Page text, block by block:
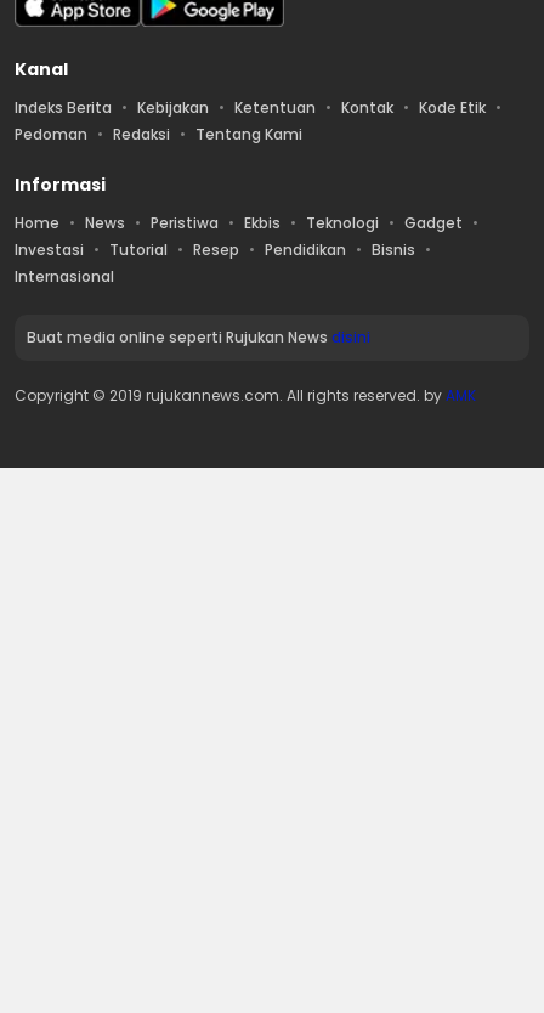
Kanal
Indeks Berita Kebijakan Ketentuan Kontak
Kode Etik
Pedoman
Redaksi Tentang Kami
Informasi
Home News Peristiwa Ekbis Teknologi
Gadget
Investasi
Tutorial Resep Pendidikan
Bisnis
Internasional
Buat media online seperti Rujukan News disini
Copyright © 2019 rujukannews.com. All rights reserved. byAMK